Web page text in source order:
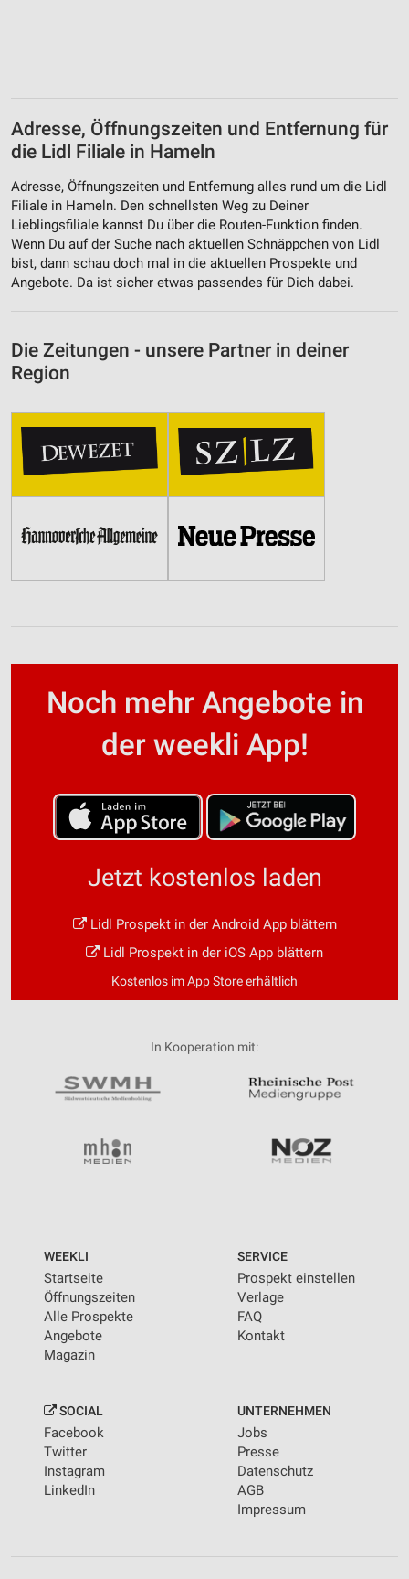
Adresse, Öffnungszeiten und Entfernung für
die Lidl Filiale in Hameln
Adresse, Öffnungszeiten und Entfernung alles rund um die Lidl
Filiale in Hameln. Den schnellsten Weg zu Deiner
Lieblingsfiliale kannst Du über die Routen-Funktion finden.
Wenn Du auf der Suche nach aktuellen Schnäppchen von Lidl
bist, dann schau doch mal in die aktuellen Prospekte und
Angebote. Da ist sicher etwas passendes für Dich dabei.
Die Zeitungen - unsere Partner in deiner
Region
Noch mehr Angebote in
der weekli App!
Jetzt kostenlos laden
Lidl Prospekt in der Android App blättern
Lidl Prospekt in der iOS App blättern
Kostenlos im App Store erhältlich
In Kooperation mit:
WEEKLI
Startseite
Öffnungszeiten
Alle Prospekte
Angebote
Magazin
SERVICE
Prospekt einstellen
Verlage
FAQ
Kontakt
SOCIAL
Facebook
Twitter
Instagram
LinkedIn
UNTERNEHMEN
Jobs
Presse
Datenschutz
AGB
Impressum